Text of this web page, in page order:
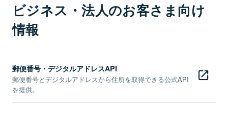
ビジネス・法人のお客さま向け
情報
郵便番号・デジタルアドレスAPI
郵便番号とデジタルアドレスから住所を取得できる公式API
を提供。